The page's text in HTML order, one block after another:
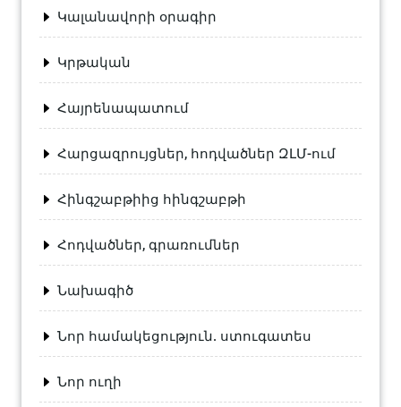
Կալանավորի օրագիր
Կրթական
Հայրենապատում
Հարցազրույցներ, հոդվածներ ԶԼՄ-ում
Հինգշաբթիից հինգշաբթի
Հոդվածներ, գրառումներ
Նախագիծ
Նոր համակեցություն. ստուգատես
Նոր ուղի